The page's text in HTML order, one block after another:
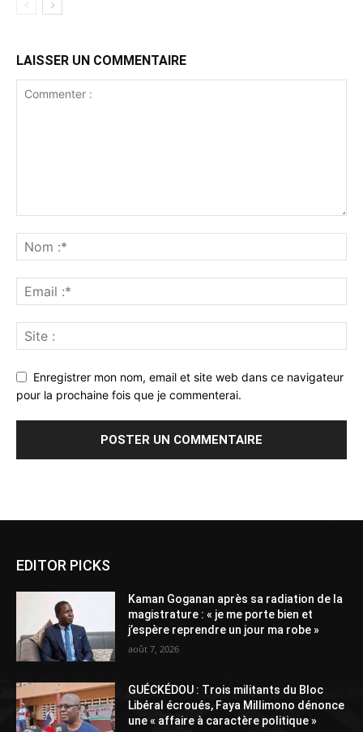
LAISSER UN COMMENTAIRE
Enregistrer mon nom, email et site web dans ce navigateur
pour la prochaine fois que je commenterai.
EDITOR PICKS
Kaman Goganan après sa radiation de la
magistrature : « je me porte bien et
j’espère reprendre un jour ma robe »
août 7, 2026
GUÉCKÉDOU : Trois militants du Bloc
Libéral écroués, Faya Millimono dénonce
une « affaire à caractère politique »